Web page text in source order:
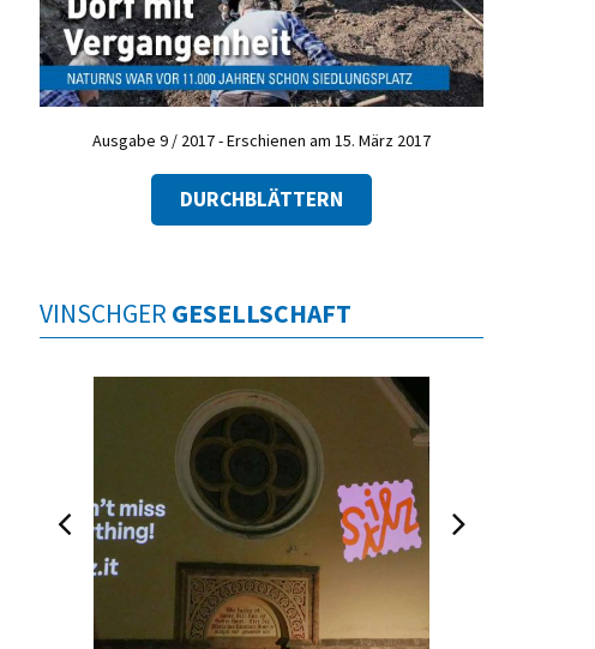
Ausgabe 9 / 2017 - Erschienen am 15. März 2017
DURCHBLÄTTERN
VINSCHGER GESELLSCHAFT